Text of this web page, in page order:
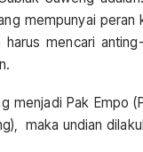
mempunyai peran
mencari
menjadi Pak Empo
maka undian